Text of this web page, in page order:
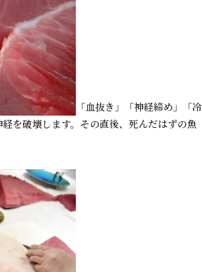
「血抜き」「神経締め」「冷
を破壊します。その直後、死んだはずの魚